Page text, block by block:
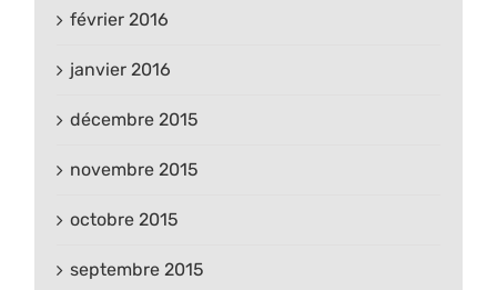
février 2016
janvier 2016
décembre 2015
novembre 2015
octobre 2015
septembre 2015